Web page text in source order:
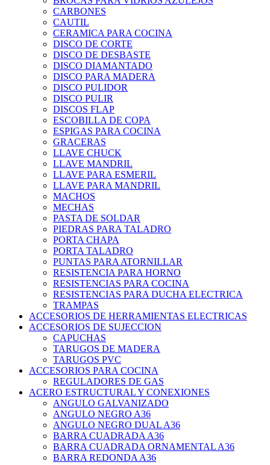
CARBONES
CAUTIL
CERAMICA PARA COCINA
DISCO DE CORTE
DISCO DE DESBASTE
DISCO DIAMANTADO
DISCO PARA MADERA
DISCO PULIDOR
DISCO PULIR
DISCOS FLAP
ESCOBILLA DE COPA
ESPIGAS PARA COCINA
GRACERAS
LLAVE CHUCK
LLAVE MANDRIL
LLAVE PARA ESMERIL
LLAVE PARA MANDRIL
MACHOS
MECHAS
PASTA DE SOLDAR
PIEDRAS PARA TALADRO
PORTA CHAPA
PORTA TALADRO
PUNTAS PARA ATORNILLAR
RESISTENCIA PARA HORNO
RESISTENCIAS PARA COCINA
RESISTENCIAS PARA DUCHA ELECTRICA
TRAMPAS
ACCESORIOS DE HERRAMIENTAS ELECTRICAS
ACCESORIOS DE SUJECCION
CAPUCHAS
TARUGOS DE MADERA
TARUGOS PVC
ACCESORIOS PARA COCINA
REGULADORES DE GAS
ACERO ESTRUCTURAL Y CONEXIONES
ANGULO GALVANIZADO
ANGULO NEGRO A36
ANGULO NEGRO DUAL A36
BARRA CUADRADA A36
BARRA CUADRADA ORNAMENTAL A36
BARRA REDONDA A36